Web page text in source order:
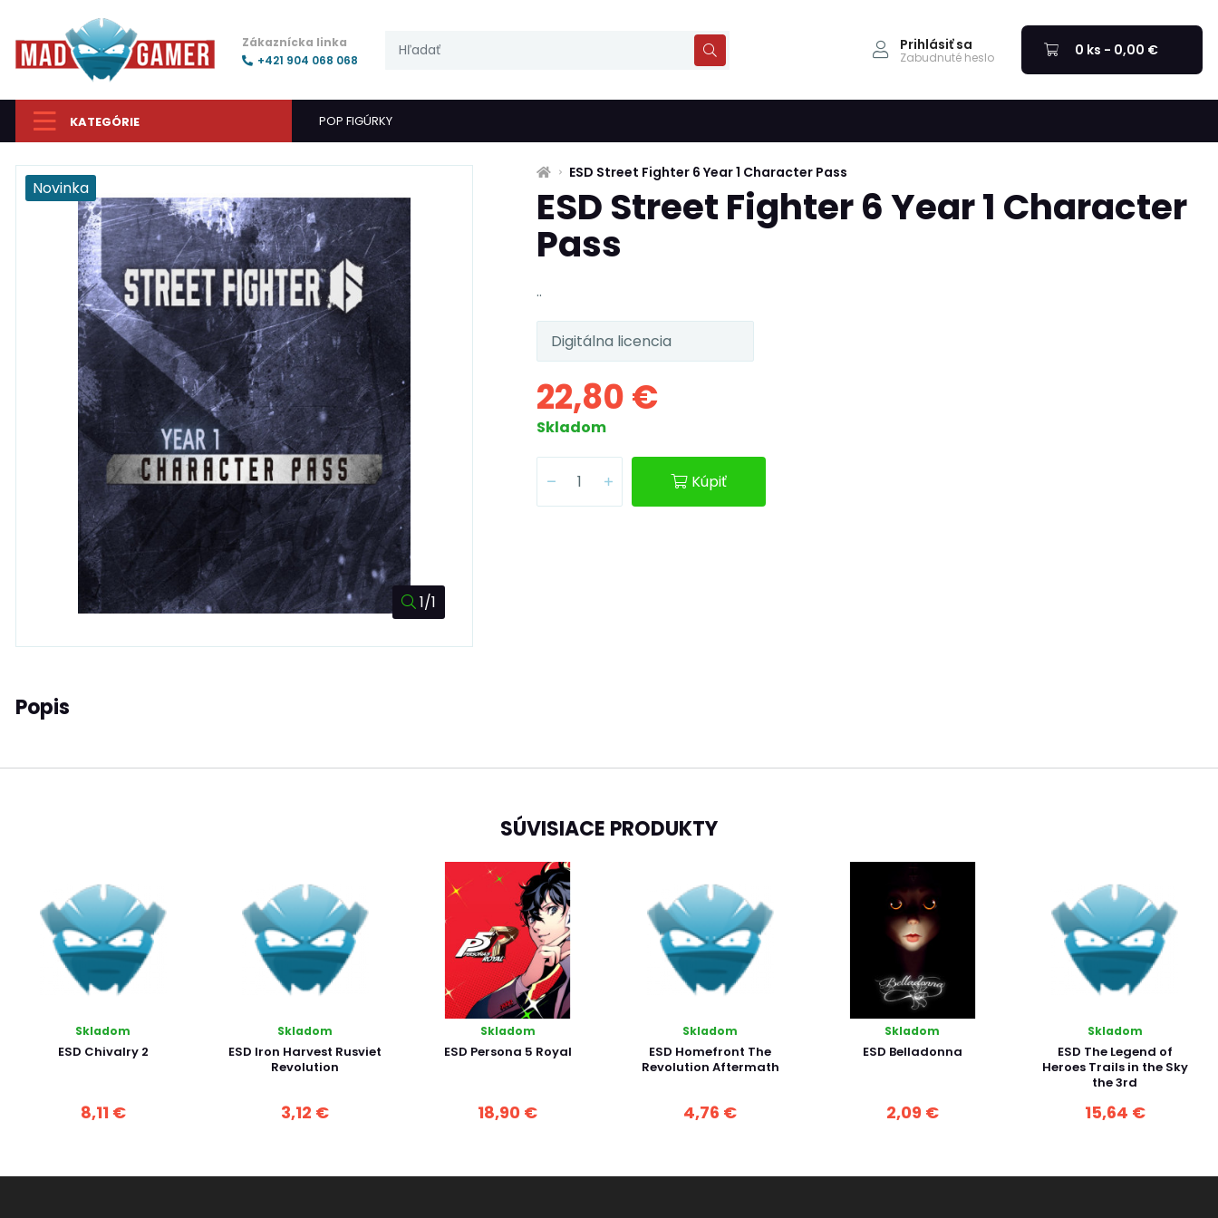
Zákaznícka linka
+421 904 068 068
Prihlásiť sa
Zabudnuté heslo 0 ks - 0,00 €
KATEGÓRIE POP FIGÚRKY
Novinka
1/1
ESD Street Fighter 6 Year 1 Character Pass
ESD Street Fighter 6 Year 1 Character
Pass
..
Digitálna licencia
22,80 €
Skladom
Kúpiť
Popis
SÚVISIACE PRODUKTY
Skladom
ESD Chivalry 2
8,11 €
Skladom
ESD Iron Harvest Rusviet
Revolution
3,12 €
Skladom
ESD Persona 5 Royal
18,90 €
Skladom
ESD Homefront The
Revolution Aftermath
4,76 €
Skladom
ESD Belladonna
2,09 €
Skladom
ESD The Legend of
Heroes Trails in the Sky
the 3rd
15,64 €